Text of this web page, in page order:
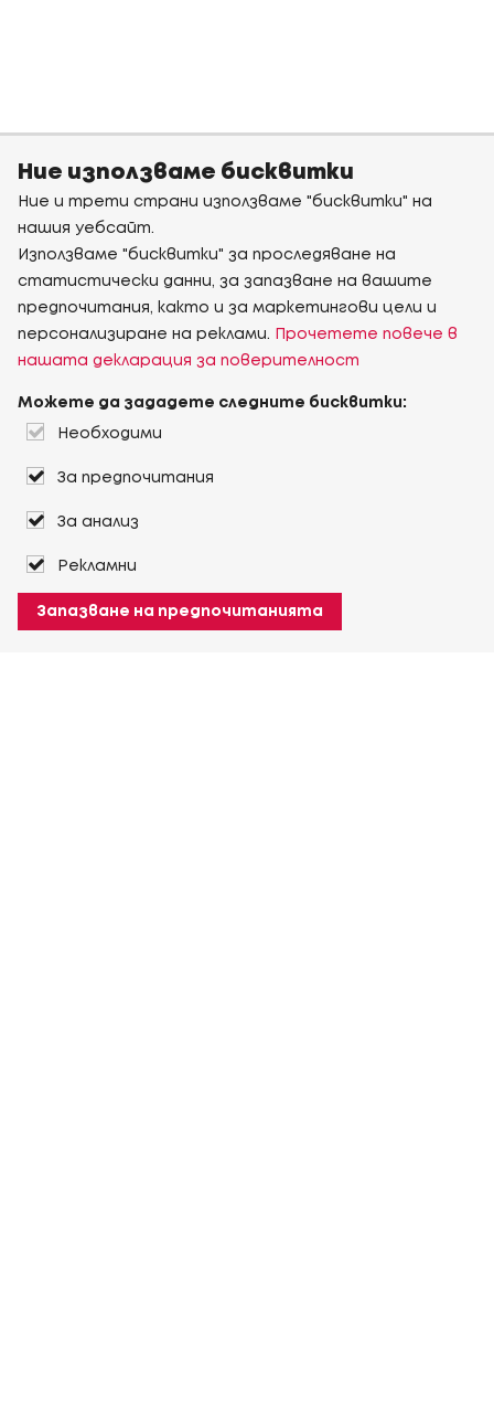
Ние използваме бисквитки
Ние и трети страни използваме "бисквитки" на
нашия уебсайт.
Използваме "бисквитки" за проследяване на
статистически данни, за запазване на вашите
предпочитания, както и за маркетингови цели и
персонализиране на реклами.
Прочетете повече в
нашата декларация за поверителност
Можете да зададете следните бисквитки:
Необходими
За предпочитания
За анализ
Рекламни
Запазване на предпочитанията